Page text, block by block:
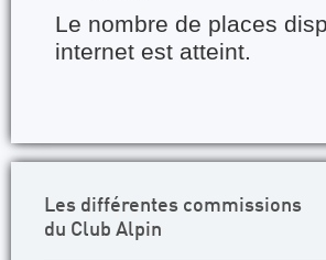
Le nombre de places
internet est atteint.
Les différentes commissions
du Club Alpin